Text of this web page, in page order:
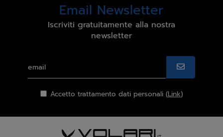
Email Newsletter
Iscriviti gratuitamente alla nostra
newsletter
Accetto trattamento dati personali (Link)